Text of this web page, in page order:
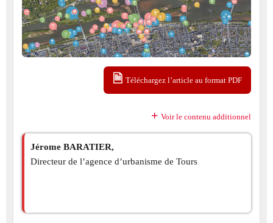
Téléchargez l’article au format PDF
Voir le contenu additionnel
Jérome BARATIER,
Directeur de l’agence d’urbanisme de Tours